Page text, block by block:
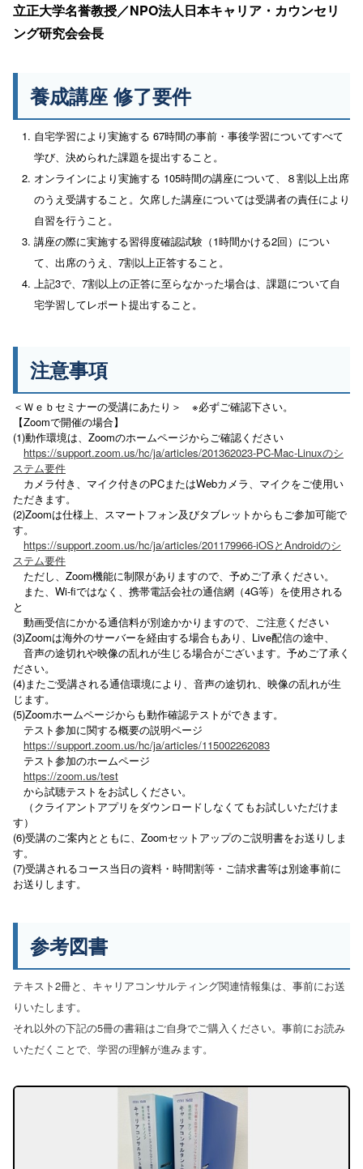
立正大学名誉教授／NPO法人日本キャリア・カウンセリ
ング研究会会長
養成講座 修了要件
自宅学習により実施する 67時間の事前・事後学習についてすべて
学び、決められた課題を提出すること。
オンラインにより実施する 105時間の講座について、８割以上出席
のうえ受講すること。欠席した講座については受講者の責任により
自習を行うこと。
講座の際に実施する習得度確認試験（1時間かける2回）につい
て、出席のうえ、7割以上正答すること。
上記3で、7割以上の正答に至らなかった場合は、課題について自
宅学習してレポート提出すること。
注意事項
＜Ｗｅｂセミナーの受講にあたり＞ ※必ずご確認下さい。
【Zoomで開催の場合】
(1)動作環境は、Zoomのホームページからご確認ください
https://support.zoom.us/hc/ja/articles/201362023-PC-Mac-Linuxのシ
ステム要件
カメラ付き、マイク付きのPCまたはWebカメラ、マイクをご使用い
ただきます。
(2)Zoomは仕様上、スマートフォン及びタブレットからもご参加可能で
す。
https://support.zoom.us/hc/ja/articles/201179966-iOSとAndroidのシ
ステム要件
ただし、Zoom機能に制限がありますので、予めご了承ください。
また、Wi-fiではなく、携帯電話会社の通信網（4G等）を使用される
と
動画受信にかかる通信料が別途かかりますので、ご注意ください
(3)Zoomは海外のサーバーを経由する場合もあり、Live配信の途中、
音声の途切れや映像の乱れが生じる場合がございます。予めご了承く
ださい。
(4)またご受講される通信環境により、音声の途切れ、映像の乱れが生
じます。
(5)Zoomホームページからも動作確認テストができます。
テスト参加に関する概要の説明ページ
https://support.zoom.us/hc/ja/articles/115002262083
テスト参加のホームページ
https://zoom.us/test
から試聴テストをお試しください。
（クライアントアプリをダウンロードしなくてもお試しいただけま
す）
(6)受講のご案内とともに、Zoomセットアップのご説明書をお送りしま
す。
(7)受講されるコース当日の資料・時間割等・ご請求書等は別途事前に
お送りします。
参考図書
テキスト2冊と、キャリアコンサルティング関連情報集は、事前にお送
りいたします。
それ以外の下記の5冊の書籍はご自身でご購入ください。事前にお読み
いただくことで、学習の理解が進みます。